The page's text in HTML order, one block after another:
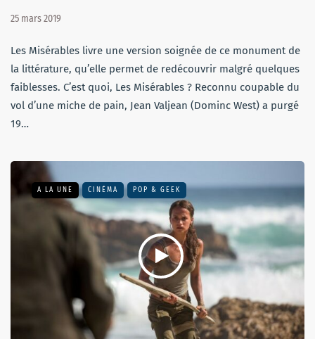
25 mars 2019
Les Misérables livre une version soignée de ce monument de
la littérature, qu’elle permet de redécouvrir malgré quelques
faiblesses. C’est quoi, Les Misérables ? Reconnu coupable du
vol d’une miche de pain, Jean Valjean (Dominc West) a purgé
19…
A LA UNE CINÉMA POP & GEEK